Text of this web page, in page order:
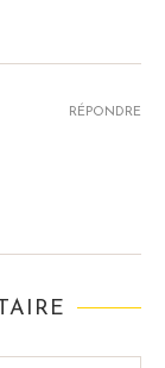
RÉPONDRE